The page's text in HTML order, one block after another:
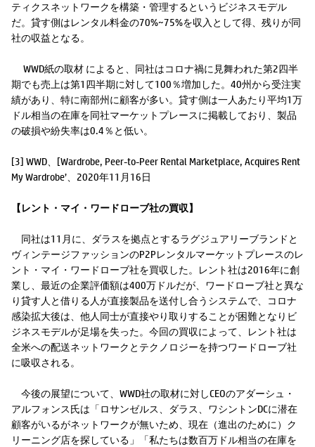
ティクスネットワークを構築・管理するというビジネスモデル
だ。貸す側はレンタル料金の70%~75%を収入として得、残りが同
社の収益となる。
WWD紙の取材 によると、同社はコロナ禍に見舞われた第2四半
期でも売上は第1四半期に対して100％増加した。40州から受注実
績があり、特に南部州に顧客が多い。貸す側は一人あたり平均1万
ドル相当の在庫を同社マーケットプレースに掲載しており、製品
の破損や紛失率は0.4％と低い。
[3] WWD、[Wardrobe, Peer-to-Peer Rental Marketplace, Acquires Rent
My Wardrobe’、2020年11月16日
【レント・マイ・ワードローブ社の買収】
同社は11月に、ダラスを拠点とするラグジュアリーブランドと
ヴィンテージファッションのP2Pレンタルマーケットプレースのレ
ント・マイ・ワードローブ社を買収した。レント社は2016年に創
業し、最近の企業評価額は400万ドルだが、ワードローブ社と異な
り貸す人と借りる人が直接製品を送付し合うシステムで、コロナ
感染拡大後は、他人同士が直接やり取りすることが困難となりビ
ジネスモデルが足場を失った。今回の買収によって、レント社は
全米への配送ネットワークとテクノロジーを持つワードローブ社
に吸収される。
今後の展望について、WWD社の取材に対しCEOのアダーシュ・
アルフォンス氏は「ロサンゼルス、ダラス、ワシントンDCに潜在
顧客がいるがネットワークが無いため、現在（進出のために）ク
リーニング店を探している」「私たちは数百万ドル相当の在庫を